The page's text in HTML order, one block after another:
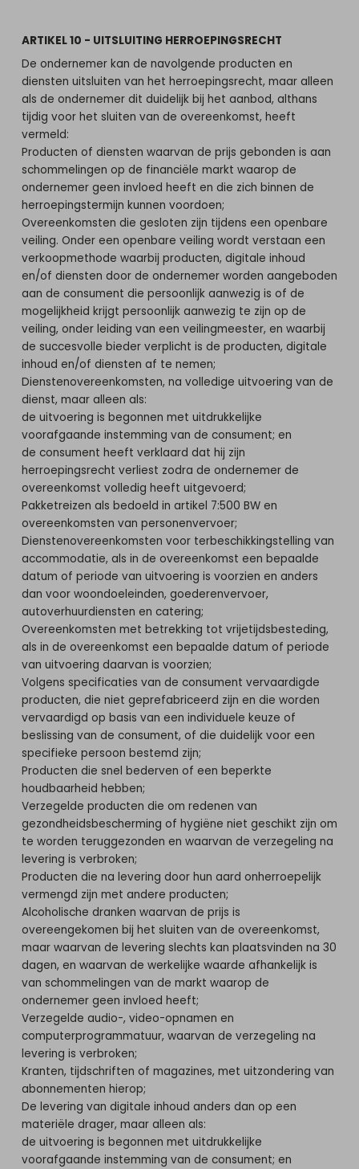
ARTIKEL 10 - UITSLUITING HERROEPINGSRECHT
De ondernemer kan de navolgende producten en
diensten uitsluiten van het herroepingsrecht, maar alleen
als de ondernemer dit duidelijk bij het aanbod, althans
tijdig voor het sluiten van de overeenkomst, heeft
vermeld:
Producten of diensten waarvan de prijs gebonden is aan
schommelingen op de financiële markt waarop de
ondernemer geen invloed heeft en die zich binnen de
herroepingstermijn kunnen voordoen;
Overeenkomsten die gesloten zijn tijdens een openbare
veiling. Onder een openbare veiling wordt verstaan een
verkoopmethode waarbij producten, digitale inhoud
en/of diensten door de ondernemer worden aangeboden
aan de consument die persoonlijk aanwezig is of de
mogelijkheid krijgt persoonlijk aanwezig te zijn op de
veiling, onder leiding van een veilingmeester, en waarbij
de succesvolle bieder verplicht is de producten, digitale
inhoud en/of diensten af te nemen;
Dienstenovereenkomsten, na volledige uitvoering van de
dienst, maar alleen als:
de uitvoering is begonnen met uitdrukkelijke
voorafgaande instemming van de consument; en
de consument heeft verklaard dat hij zijn
herroepingsrecht verliest zodra de ondernemer de
overeenkomst volledig heeft uitgevoerd;
Pakketreizen als bedoeld in artikel 7:500 BW en
overeenkomsten van personenvervoer;
Dienstenovereenkomsten voor terbeschikkingstelling van
accommodatie, als in de overeenkomst een bepaalde
datum of periode van uitvoering is voorzien en anders
dan voor woondoeleinden, goederenvervoer,
autoverhuurdiensten en catering;
Overeenkomsten met betrekking tot vrijetijdsbesteding,
als in de overeenkomst een bepaalde datum of periode
van uitvoering daarvan is voorzien;
Volgens specificaties van de consument vervaardigde
producten, die niet geprefabriceerd zijn en die worden
vervaardigd op basis van een individuele keuze of
beslissing van de consument, of die duidelijk voor een
specifieke persoon bestemd zijn;
Producten die snel bederven of een beperkte
houdbaarheid hebben;
Verzegelde producten die om redenen van
gezondheidsbescherming of hygiëne niet geschikt zijn om
te worden teruggezonden en waarvan de verzegeling na
levering is verbroken;
Producten die na levering door hun aard onherroepelijk
vermengd zijn met andere producten;
Alcoholische dranken waarvan de prijs is
overeengekomen bij het sluiten van de overeenkomst,
maar waarvan de levering slechts kan plaatsvinden na 30
dagen, en waarvan de werkelijke waarde afhankelijk is
van schommelingen van de markt waarop de
ondernemer geen invloed heeft;
Verzegelde audio-, video-opnamen en
computerprogrammatuur, waarvan de verzegeling na
levering is verbroken;
Kranten, tijdschriften of magazines, met uitzondering van
abonnementen hierop;
De levering van digitale inhoud anders dan op een
materiële drager, maar alleen als:
de uitvoering is begonnen met uitdrukkelijke
voorafgaande instemming van de consument; en